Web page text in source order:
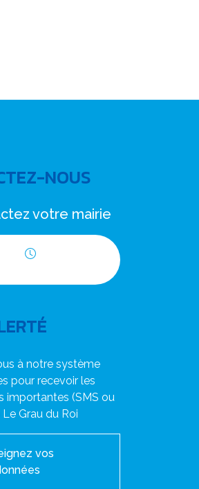
NOUS
votre mairie
à notre système
pour recevoir les
importantes (SMS ou
Grau du Roi
vos